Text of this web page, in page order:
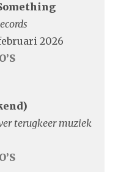
2026
terugkeer muziek